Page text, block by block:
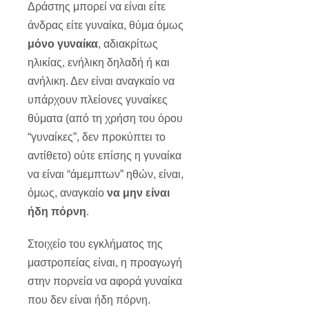
Δράστης μπορεί να είναι είτε
άνδρας είτε γυναίκα, θύμα όμως
μόνο γυναίκα, αδιακρίτως
ηλικίας, ενήλικη δηλαδή ή και
ανήλικη. Δεν είναι αναγκαίο να
υπάρχουν πλείονες γυναίκες
θύματα (από τη χρήση του όρου
“γυναίκες”, δεν προκύπτει το
αντίθετο) ούτε επίσης η γυναίκα
να είναι “άμεμπτων” ηθών, είναι,
όμως, αναγκαίο να μην είναι
ήδη πόρνη.
Στοιχείο του εγκλήματος της
μαστροπείας είναι, η προαγωγή
στην πορνεία να αφορά γυναίκα
που δεν είναι ήδη πόρνη.